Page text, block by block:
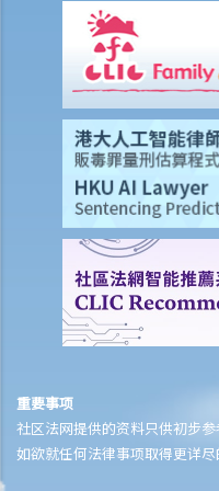
重要事项
社区法网提供的资料只供初步
如欲就任何法律事项取得更详